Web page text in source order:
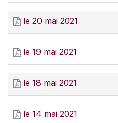
le 20 mai 2021
le 19 mai 2021
le 18 mai 2021
le 14 mai 2021